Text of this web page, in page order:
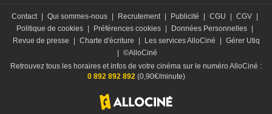
Contact Qui sommes-nous Recrutement Publicité CGU CGV
Politique de cookies
Préférences cookies Données Personnelles
Revue de presse
Charte d'écriture Les services AlloCiné
Gérer Utiq
©AlloCiné
Retrouvez tous les horaires et infos de votre cinéma sur le numéro AlloCiné :
0 892 892 892(0,90€/minute)